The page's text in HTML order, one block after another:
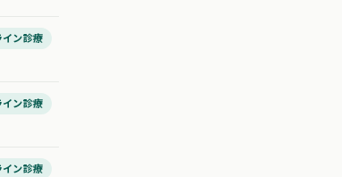
イン診療
イン診療
イン診療